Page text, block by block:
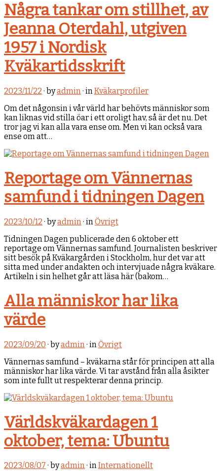
Några tankar om stillhet, av
Jeanna Oterdahl, utgiven
1957 i Nordisk
Kväkartidsskrift
2023/11/22 · byadmin · in Kväkarprofiler
Om det någonsin i vår värld har behövts människor som
kan liknas vid stilla öar i ett oroligt hav, så är det nu. Det
tror jag vi kan alla vara ense om. Men vi kan också vara
ense om att…
Reportage om Vännernas
samfund i tidningen Dagen
2023/10/12 · byadmin · in Övrigt
Tidningen Dagen publicerade den 6 oktober ett
reportage om Vännernas samfund. Journalisten beskriver
sitt besök på Kväkargården i Stockholm, hur det var att
sitta med under andakten och intervjuade några kväkare.
Artikeln i sin helhet går att läsa här (bakom…
Alla människor har lika
värde
2023/09/20 · byadmin · in Övrigt
Vännernas samfund – kväkarna står för principen att alla
människor har lika värde. Vi tar avstånd från alla åsikter
som inte fullt ut respekterar denna princip.
Världskväkardagen 1
oktober, tema: Ubuntu
2023/08/07 · byadmin· inInternationellt